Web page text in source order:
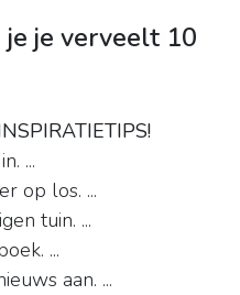
je verveelt 10
...
op los. ...
tuin. ...
...
aan. ...